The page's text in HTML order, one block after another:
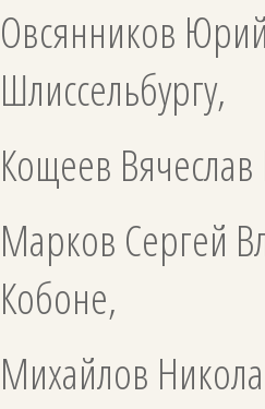
Овсянников
Шлиссельбургу,
Кощеев
Марков Сергей
Кобоне,
Михайлов